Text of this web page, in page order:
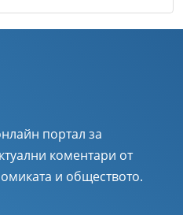
портал за
коментари от
и обществото.